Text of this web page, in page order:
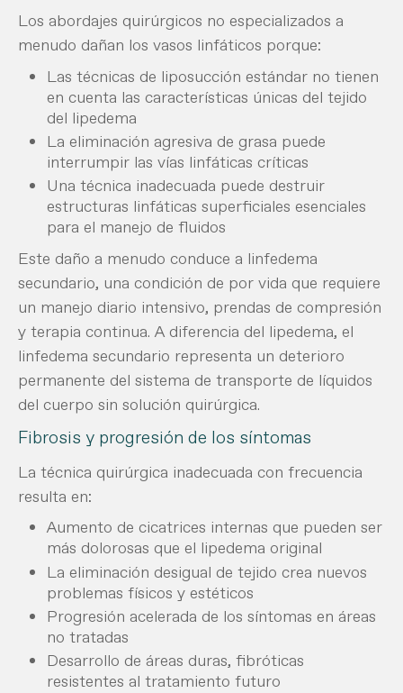
Los abordajes quirúrgicos no especializados a
menudo dañan los vasos linfáticos porque:
Las técnicas de liposucción estándar no tienen
en cuenta las características únicas del tejido
del lipedema
La eliminación agresiva de grasa puede
interrumpir las vías linfáticas críticas
Una técnica inadecuada puede destruir
estructuras linfáticas superficiales esenciales
para el manejo de fluidos
Este daño a menudo conduce a linfedema
secundario, una condición de por vida que requiere
un manejo diario intensivo, prendas de compresión
y terapia continua. A diferencia del lipedema, el
linfedema secundario representa un deterioro
permanente del sistema de transporte de líquidos
del cuerpo sin solución quirúrgica.
Fibrosis y progresión de los síntomas
La técnica quirúrgica inadecuada con frecuencia
resulta en:
Aumento de cicatrices internas que pueden ser
más dolorosas que el lipedema original
La eliminación desigual de tejido crea nuevos
problemas físicos y estéticos
Progresión acelerada de los síntomas en áreas
no tratadas
Desarrollo de áreas duras, fibróticas
resistentes al tratamiento futuro